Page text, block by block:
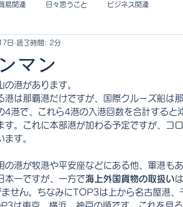
易関連 日々思うこと ビジネス関連
マン
日 読了時間: 2分
港があります。
港は那覇港だけですが、国際クルーズ船は
4港で、これら4港の入港回数を合計すると
す。これに本部港が加わる予定ですが、コ
す。
の港が牧港や平安座などにある他、軍港もあ
本一ですが、一方で海上外国貨物の取扱い
せん。ちなみにTOP3は上から名古屋港、